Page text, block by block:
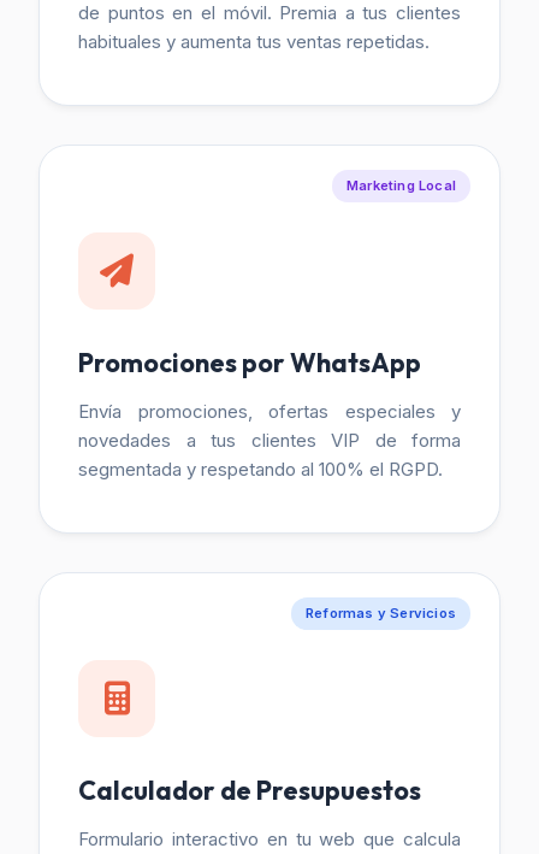
de puntos en el móvil. Premia a tus clientes
habituales y aumenta tus ventas repetidas.
Marketing Local
Promociones por WhatsApp
Envía promociones, ofertas especiales y
novedades a tus clientes VIP de forma
segmentada y respetando al 100% el RGPD.
Reformas y Servicios
Calculador de Presupuestos
Formulario interactivo en tu web que calcula